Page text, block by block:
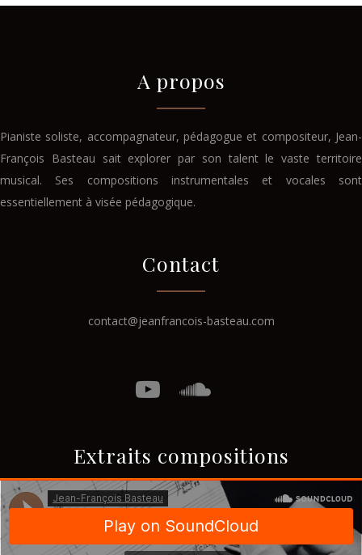
A propos
Pianiste soliste, accompagnateur, pédagogue et compositeur, Jean-
François Basteau sait explorer par son talent le vaste territoire
musical. Ses compositions instrumentales et vocales sont
essentiellement à visée pédagogique.
Contact
contact@jeanfrancois-basteau.com
Extraits compositions